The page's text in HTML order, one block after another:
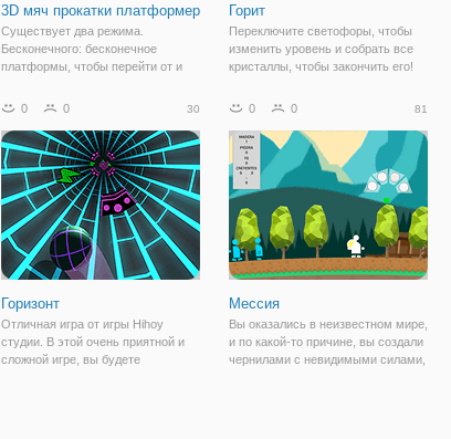
3D мяч прокатки платформер
Существует два режима.
Бесконечного: бесконечное
платформы, чтобы перейти от и
балл Уровней: постепенно
Горит
Переключите светофоры, чтобы
изменить уровень и собрать все
кристаллы, чтобы закончить его!
пройти уровень. Используйте
0 0 30
Горизонт
Отличная игра от игры Hihoy
студии. В этой очень приятной и
сложной игре, вы будете
0 0 81
Мессия
Вы оказались в неизвестном мире,
и по какой-то причине, вы создали
чернилами с невидимыми силами,